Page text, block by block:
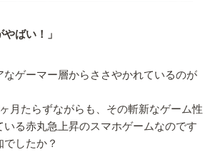
ばい！」
なゲーマー層からささやかれているのが
月たらずながらも、その斬新なゲーム性
いる赤丸急上昇のスマホゲームなのです
したか？